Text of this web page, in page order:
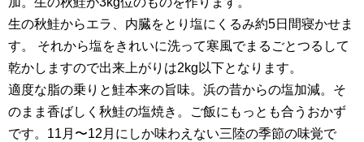
生の秋鮭からエラ、内臓をとり塩にくるみ約5日間寝かせま
す。 それから塩をきれいに洗って寒風でまるごとつるして
乾かしますので出来上がりは2kg以下となります。
適度な脂の乗りと鮭本来の旨味。浜の昔からの塩加減。そ
のまま香ばしく秋鮭の塩焼き。ご飯にもっとも合うおかず
です。11月〜12月にしか味わえない三陸の季節の味覚で